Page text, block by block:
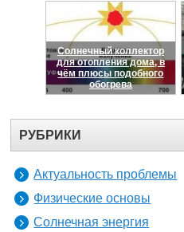
Солнечный коллектор
для отопления дома, в
чём плюсы подобного
обогрева
РУБРИКИ
Актуальность проблемы
Физические основы
Солнечная энергия